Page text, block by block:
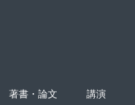
著書・論文 講演